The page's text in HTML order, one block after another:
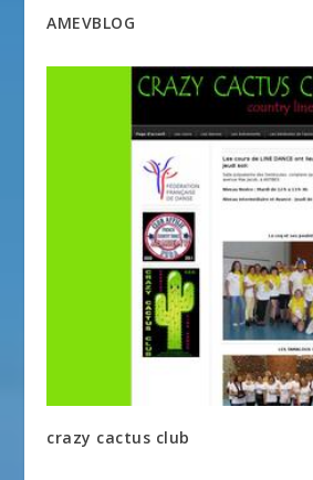
AMEVBLOG
crazy cactus club